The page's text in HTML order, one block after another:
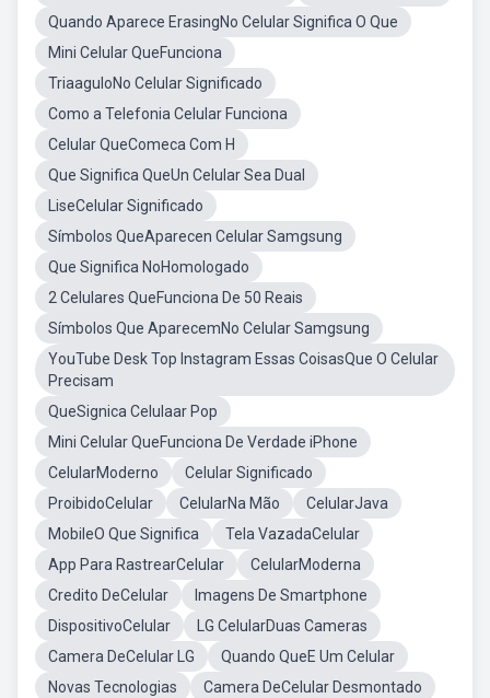
Quando Aparece ErasingNo Celular Significa O Que
Mini Celular QueFunciona
TriaaguloNo Celular Significado
Como a Telefonia Celular Funciona
Celular QueComeca Com H
Que Significa QueUn Celular Sea Dual
LiseCelular Significado
Símbolos QueAparecen Celular Samgsung
Que Significa NoHomologado
2 Celulares QueFunciona De 50 Reais
Símbolos Que AparecemNo Celular Samgsung
YouTube Desk Top Instagram Essas CoisasQue O Celular
Precisam
QueSignica Celulaar Pop
Mini Celular QueFunciona De Verdade iPhone
CelularModerno
Celular Significado
ProibidoCelular
CelularNa Mão
CelularJava
MobileO Que Significa
Tela VazadaCelular
App Para RastrearCelular
CelularModerna
Credito DeCelular
Imagens De Smartphone
DispositivoCelular
LG CelularDuas Cameras
Camera DeCelular LG
Quando QueE Um Celular
Novas Tecnologias
Camera DeCelular Desmontado